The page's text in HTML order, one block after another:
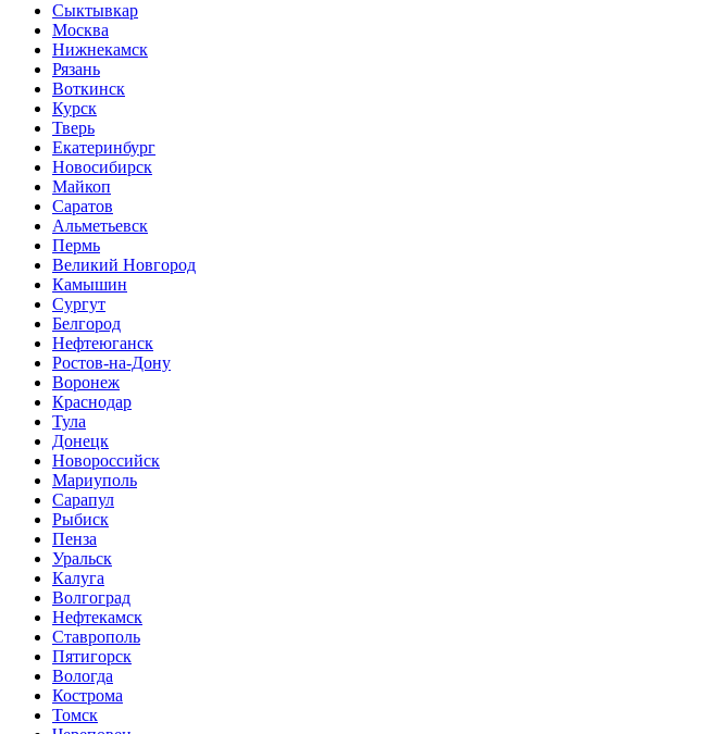
Сыктывкар
Москва
Нижнекамск
Рязань
Воткинск
Курск
Тверь
Екатеринбург
Новосибирск
Майкоп
Саратов
Альметьевск
Пермь
Великий Новгород
Камышин
Сургут
Белгород
Нефтеюганск
Ростов-на-Дону
Воронеж
Краснодар
Тула
Донецк
Новороссийск
Мариуполь
Сарапул
Рыбиск
Пенза
Уральск
Калуга
Волгоград
Нефтекамск
Ставрополь
Пятигорск
Вологда
Кострома
Томск